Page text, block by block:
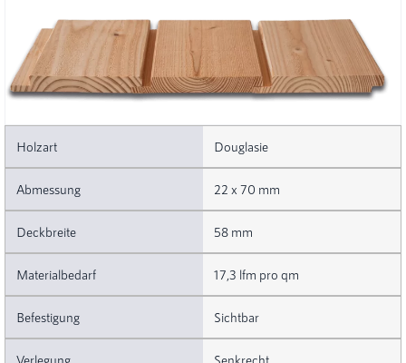
Douglasie
22 x 70 mm
58 mm
17,3 lfm pro qm
Sichtbar
Senkrecht